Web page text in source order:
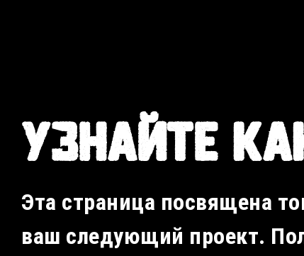
УЗНАЙТЕ
Эта страница посвящена
ваш следующий проект.